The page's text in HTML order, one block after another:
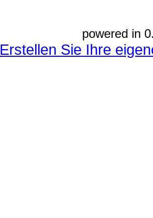
powered in
Erstellen Sie Ihre